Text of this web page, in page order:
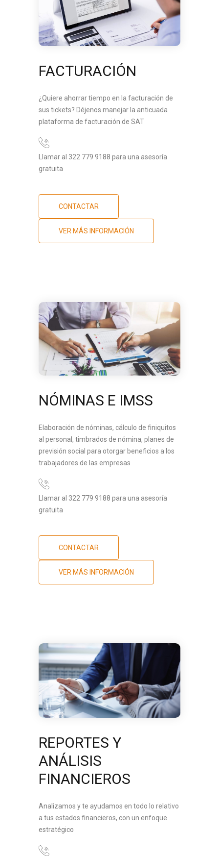
FACTURACIÓN
¿Quiere ahorrar tiempo en la facturación de
sus tickets? Déjenos manejar la anticuada
plataforma de facturación de SAT
Llamar al 322 779 9188 para una asesoría
gratuita
CONTACTAR
VER MÁS INFORMACIÓN
NÓMINAS E IMSS
Elaboración de nóminas, cálculo de finiquitos
al personal, timbrados de nómina, planes de
previsión social para otorgar beneficios a los
trabajadores de las empresas
Llamar al 322 779 9188 para una asesoría
gratuita
CONTACTAR
VER MÁS INFORMACIÓN
REPORTES Y
ANÁLISIS
FINANCIEROS
Analizamos y te ayudamos en todo lo relativo
a tus estados financieros, con un enfoque
estratégico